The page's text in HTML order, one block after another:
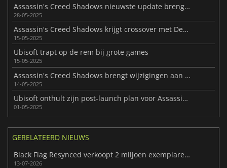
Assassin's Creed Shadows nieuwste update brengt crossover en verbeteringen
28-05-2025
Assassin's Creed Shadows krijgt crossover met Dead by Daylight
15-05-2025
Ubisoft trapt op de rem bij grote games
15-05-2025
Assassin's Creed Shadows brengt wijzigingen aan in het parkoursysteem
14-05-2025
Ubisoft onthult zijn post-launch plan voor Assassin's Creed Shadows
01-05-2025
GERELATEERD NIEUWS
Black Flag Resynced verkoopt 2 miljoen exemplaren bij lancering
13-07-2026